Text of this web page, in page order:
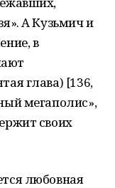
А Кузьмич и
в
глава) [136,
мегаполис»,
своих
любовная